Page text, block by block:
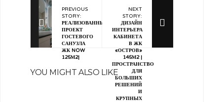
PREVIOUS
STORY:
РЕАЛИЗОВАННЫЙ
ПРОЕКТ
ГОСТЕВОГО
САНУЗЛА
ЖК NOW
125М2|
NEXT
STORY:
ДИЗАЙН
ИНТЕРЬЕРА
КАБИНЕТА
В ЖК
«ОСТРОВ»
145М2 |
ПРОСТРАНСТВО
ДЛЯ
БОЛЬШИХ
РЕШЕНИЙ
И
КРУПНЫХ
YOU MIGHT ALSO LIKE